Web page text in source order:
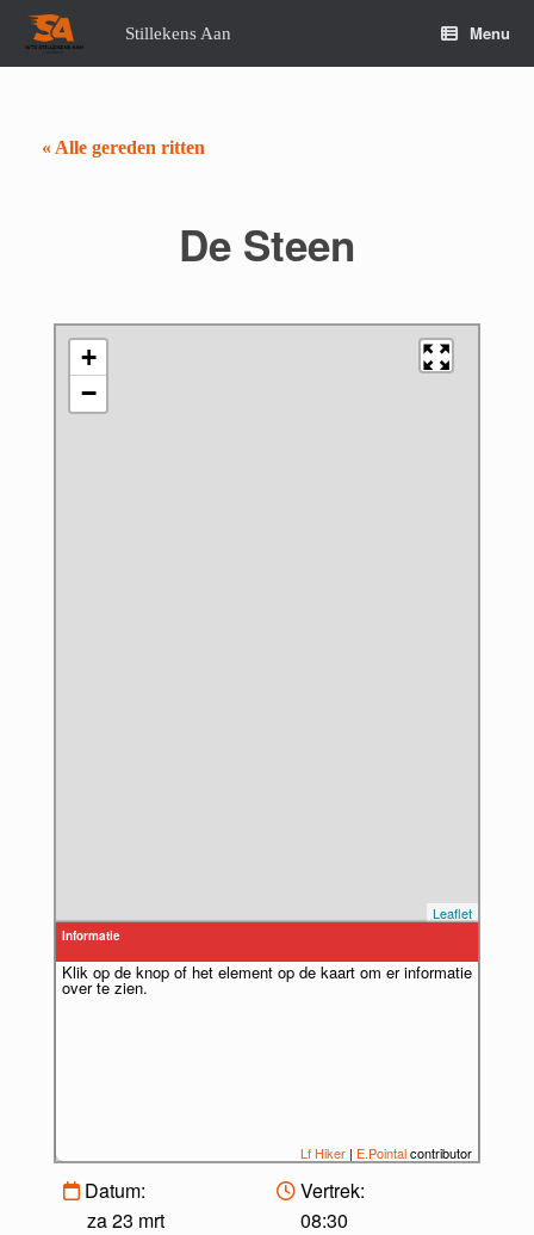
Spring
Stillekens Aan Menu
« Alle gereden ritten
De Steen
+
−
Leaflet
Informatie
Klik op de knop of het element op de kaart om er informatie
over te zien.
Lf Hiker | E.Pointalcontributor
Datum:
za 23 mrt
Vertrek:
08:30